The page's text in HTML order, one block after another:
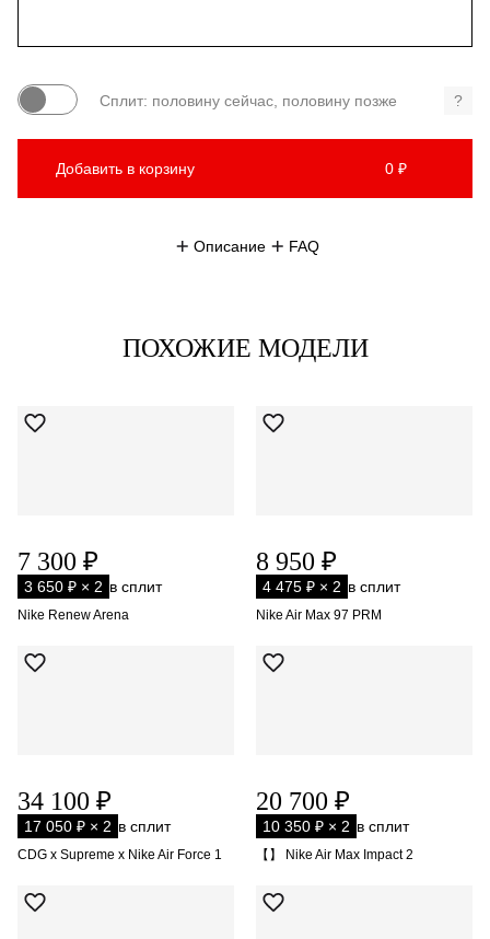
Сплит: половину сейчас, половину позже ?
Добавить в корзину 0 ₽
Описание FAQ
ПОХОЖИЕ МОДЕЛИ
7 300 ₽
3 650 ₽ × 2 в сплит
Nike Renew Arena
8 950 ₽
4 475 ₽ × 2 в сплит
Nike Air Max 97 PRM
34 100 ₽
17 050 ₽ × 2 в сплит
CDG x Supreme x Nike Air Force 1
20 700 ₽
10 350 ₽ × 2 в сплит
【】 Nike Air Max Impact 2